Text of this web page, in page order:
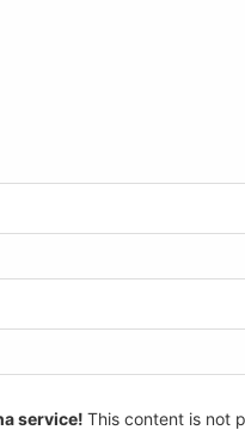
service! This content is not